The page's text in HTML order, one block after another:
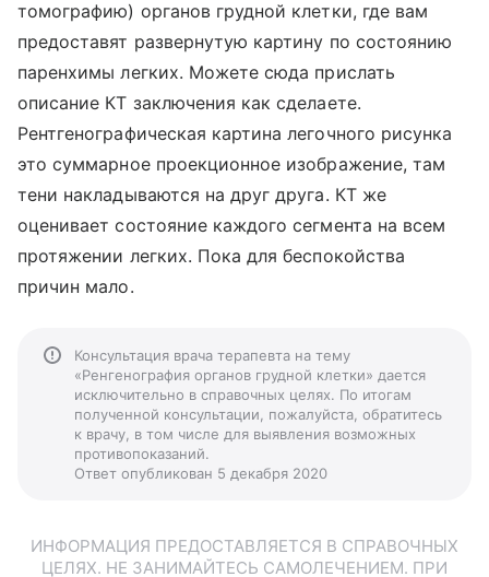
томографию) органов грудной клетки, где вам
предоставят развернутую картину по состоянию
паренхимы легких. Можете сюда прислать
описание КТ заключения как сделаете.
Рентгенографическая картина легочного рисунка
это суммарное проекционное изображение, там
тени накладываются на друг друга. КТ же
оценивает состояние каждого сегмента на всем
протяжении легких. Пока для беспокойства
причин мало.
Консультация врача терапевта на тему
«Ренгенография органов грудной клетки» дается
исключительно в справочных целях. По итогам
полученной консультации, пожалуйста, обратитесь
к врачу, в том числе для выявления возможных
противопоказаний.
Ответ опубликован 5 декабря 2020
ИНФОРМАЦИЯ ПРЕДОСТАВЛЯЕТСЯ В СПРАВОЧНЫХ
ЦЕЛЯХ. НЕ ЗАНИМАЙТЕСЬ САМОЛЕЧЕНИЕМ. ПРИ